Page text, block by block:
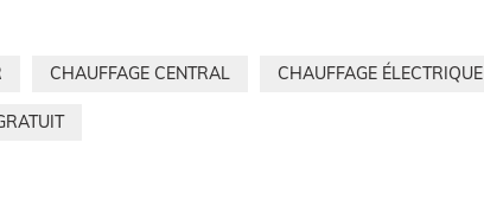
CHAUFFAGE CENTRAL CHAUFFAGE ÉLECTRIQUE